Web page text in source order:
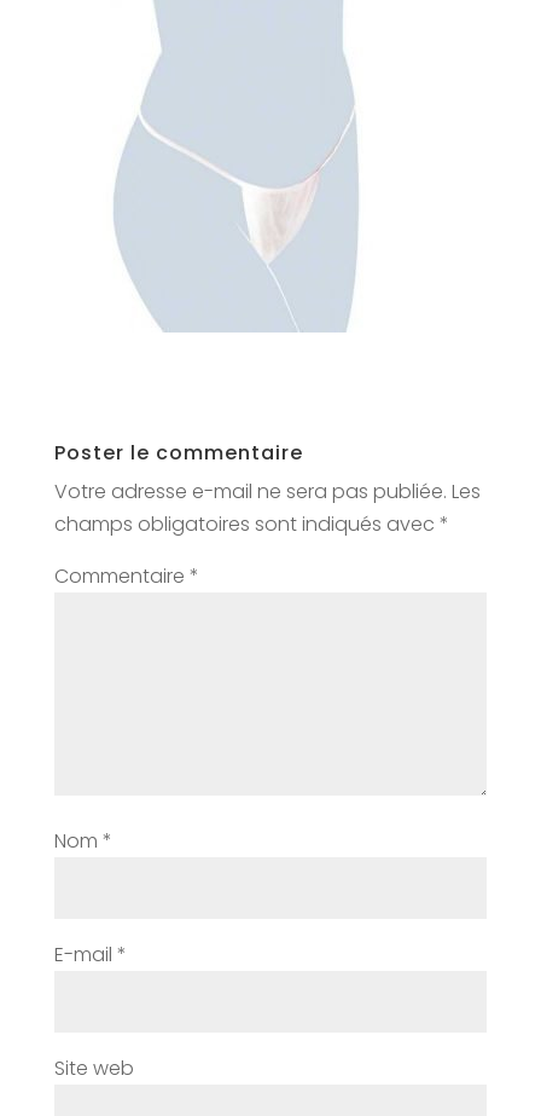
Poster le commentaire
Votre adresse e-mail ne sera pas publiée. Les
champs obligatoires sont indiqués avec *
Commentaire *
Nom *
E-mail *
Site web